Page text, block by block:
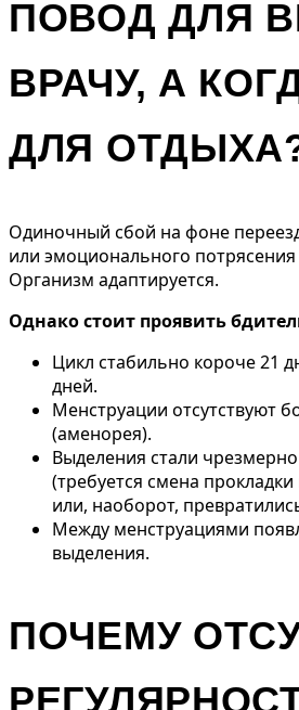
ПОВОД ДЛЯ
ВРАЧУ, А
ДЛЯ
Одиночный сбой на фоне
или эмоционального
Организм адаптируется.
Однако стоит проявить
Цикл стабильно короче 21
дней.
Менструации отсутствуют
(аменорея).
Выделения стали
(требуется смена
или, наоборот,
Между менструациями
выделения.
ПОЧЕМУ